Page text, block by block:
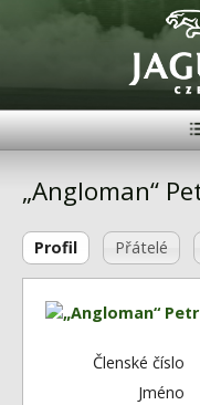
Modely Jaguar
Členové
Naše vozy
„Angloman“
Profil Přátelé
Členské číslo
Jméno